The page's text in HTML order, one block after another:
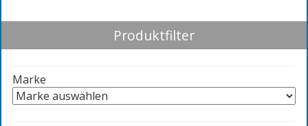
Produktfilter
Marke